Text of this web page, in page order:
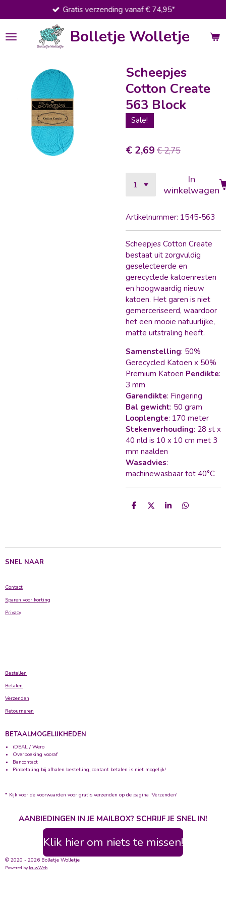
direct
naar
de
Bolletje Wolletje
Gratis verzending vanaf € 74,95*
Scheepjes
Cotton Create
563 Block
Sale!
€ 2,69 € 2,75
In
winkelwagen
Artikelnummer: 1545-563
Scheepjes Cotton Create
bestaat uit zorgvuldig
geselecteerde en
gerecyclede katoenresten
en hoogwaardig nieuw
katoen. Het garen is niet
gemerceriseerd, waardoor
het een mooie natuurlijke,
matte uitstraling heeft.
Samenstelling: 50%
Gerecycled Katoen x 50%
Premium Katoen Pendikte:
3 mm
Garendikte: Fingering
Bal gewicht: 50 gram
Looplengte: 170 meter
Stekenverhouding: 28 st x
40 nld is 10 x 10 cm met 3
mm naalden
Wasadvies:
machinewasbaar tot 40°C
D
D
S
D
SNEL NAAR
Contact
Sparen voor korting
Privacy
Bestellen
Betalen
Verzenden
Retourneren
BETAALMOGELIJKHEDEN
iDEAL / Wero
Overboeking vooraf
Bancontact
Pinbetaling bij afhalen bestelling, contant betalen is niet mogelijk!
* Kijk voor de voorwaarden voor gratis verzenden op de pagina 'Verzenden'
AANBIEDINGEN IN JE MAILBOX? SCHRIJF JE SNEL IN!
Klik hier om niets te missen!
© 2020 - 2026 Bolletje Wolletje
Powered byJouwWeb